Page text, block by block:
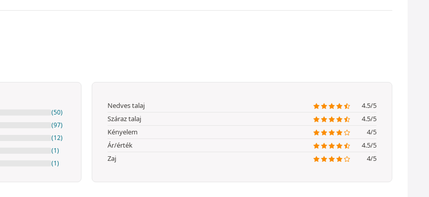
(50)
(97)
(12)
(1)
(1)
Nedves talaj
4.5/5
Száraz talaj
4.5/5
Kényelem
4/5
Ár/érték
4.5/5
Zaj
4/5